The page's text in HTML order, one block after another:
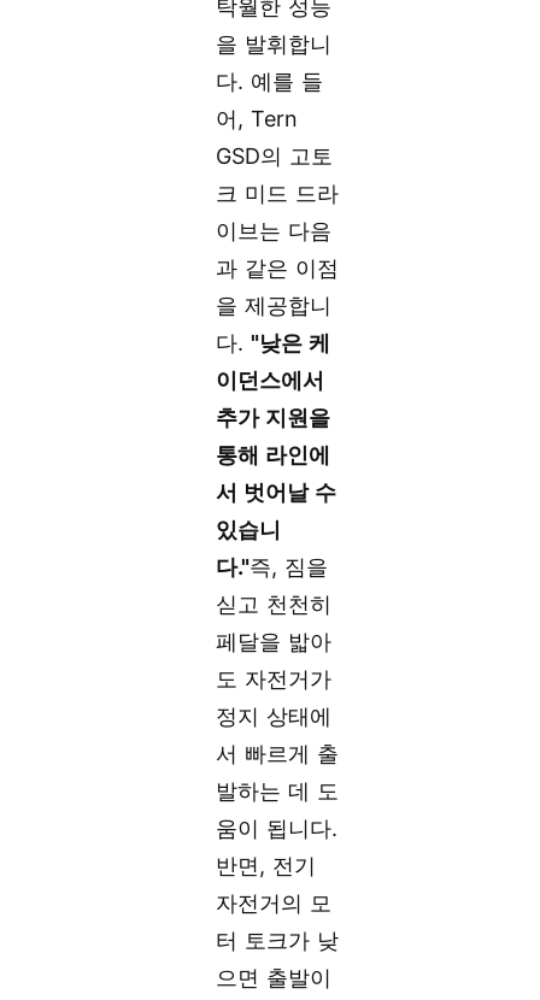
탁월한 성능
을 발휘합니
다. 예를 들
어, Tern
GSD의 고토
크 미드 드라
이브는 다음
과 같은 이점
을 제공합니
다."낮은 케
이던스에서
추가 지원을
통해 라인에
서 벗어날 수
있습니
다."즉, 짐을
싣고 천천히
페달을 밟아
도 자전거가
정지 상태에
서 빠르게 출
발하는 데 도
움이 됩니다.
반면, 전기
자전거의 모
터 토크가 낮
으면 출발이